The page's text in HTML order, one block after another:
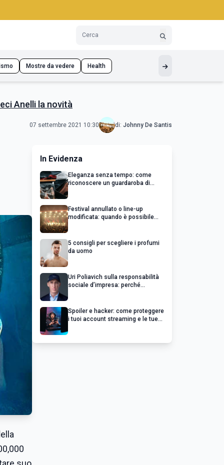
Mostre da vedere Health
Anelli la novità
07 settembre 2021 10:30 di: Johnny De Santis
In Evidenza
Eleganza senza tempo: come
riconoscere un guardaroba di
Festival annullato o line-up
modificata: quando è possibile
5 consigli per scegliere i profumi
da uomo
Uri Poliavich sulla responsabilità
sociale d’impresa: perché
Spoiler e hacker: come proteggere
i tuoi account streaming e le tue